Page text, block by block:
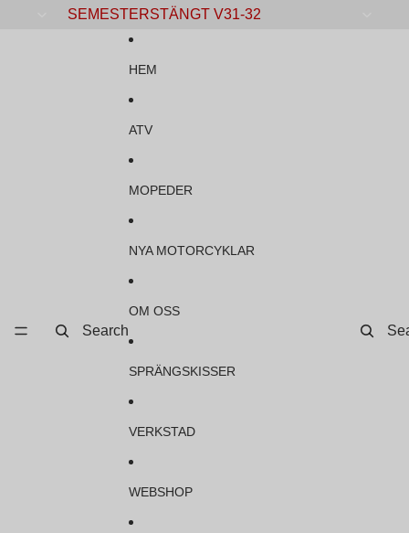
SEMESTERSTÄNGT V31-32
Search
HEM
ATV
MOPEDER
NYA MOTORCYKLAR
OM OSS
SPRÄNGSKISSER
VERKSTAD
WEBSHOP